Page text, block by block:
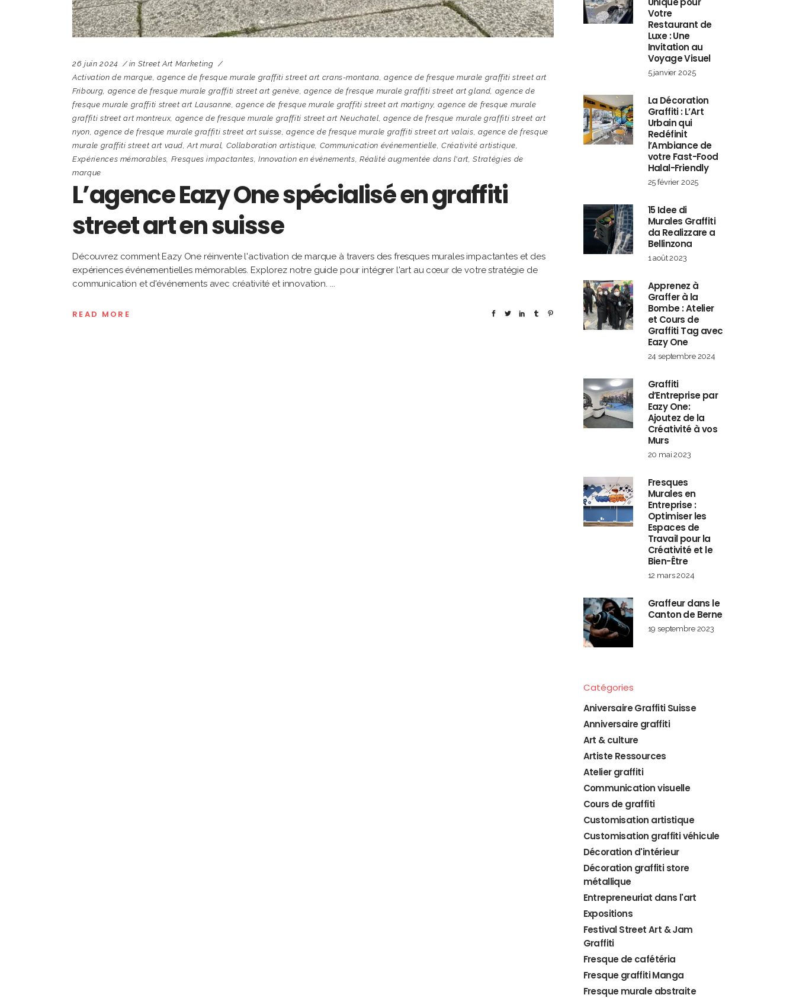
26 juin 2024 in Street Art Marketing
Activation de marque ,agence de fresque murale graffiti street art crans-montana ,agence de fresque murale graffiti street art
Fribourg agence de fresque murale graffiti street art genève agence de fresque murale graffiti street art gland agence de
fresque murale graffiti street art Lausanne ,agence de fresque murale graffiti street art martigny,agence de fresque murale
graffiti street art montreux, agence de fresque murale graffiti street art Neuchatel agence de fresque murale graffiti street art
nyon agence de fresque murale graffiti street art suisse ,agence de fresque murale graffiti street art valais agence de fresque
murale graffiti street art vaud ,Art mural Collaboration artistique Communication événementielle ,Créativité artistique
Expériences mémorables Fresques impactantes Innovation en événements Réalité augmentée dans l'art ,Stratégies de
marque
L’agence Eazy One spécialisé en graffiti
street art en suisse
Découvrez comment Eazy One réinvente l'activation de marque à travers des fresques murales impactantes et des
expériences événementielles mémorables. Explorez notre guide pour intégrer l'art au cœur de votre stratégie de
communication et d'événements avec créativité et innovation.
READ MORE
Votre
Restaurant de
Luxe : Une
Invitation au
Voyage Visuel
5 janvier 2025
La Décoration
Graffiti : L’Art
Urbain qui
Redéfinit
l’Ambiance de
votre Fast-Food
Halal-Friendly
25 février 2025
15 Idee di
Murales Graffiti
da Realizzare a
Bellinzona
1 août 2023
Apprenez à
Graffer à la
Bombe : Atelier
et Cours de
Graffiti Tag avec
Eazy One
24 septembre 2024
Graffiti
d’Entreprise par
Eazy One:
Ajoutez de la
Créativité à vos
Murs
20 mai 2023
Fresques
Murales en
Entreprise :
Optimiser les
Espaces de
Travail pour la
Créativité et le
Bien-Être
12 mars 2024
Graffeur dans le
Canton de Berne
19 septembre 2023
Catégories
Aniversaire Graffiti Suisse
Anniversaire graffiti
Art & culture
Artiste Ressources
Atelier graffiti
Communication visuelle
Cours de graffiti
Customisation artistique
Customisation graffiti véhicule
Décoration d'intérieur
Décoration graffiti store
métallique
Entrepreneuriat dans l'art
Expositions
Festival Street Art & Jam
Graffiti
Fresque de cafétéria
Fresque graffiti Manga
Fresque murale abstraite